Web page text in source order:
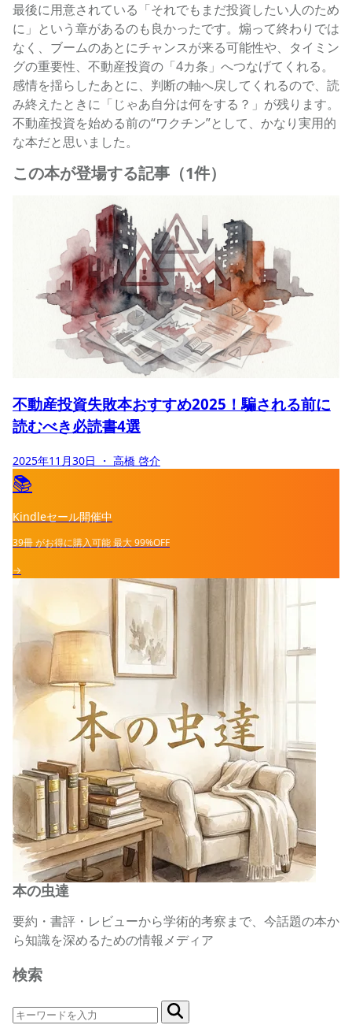
最後に用意されている「それでもまだ投資したい人のため
に」という章があるのも良かったです。煽って終わりでは
なく、ブームのあとにチャンスが来る可能性や、タイミン
グの重要性、不動産投資の「4カ条」へつなげてくれる。
感情を揺らしたあとに、判断の軸へ戻してくれるので、読
み終えたときに「じゃあ自分は何をする？」が残ります。
不動産投資を始める前の“ワクチン”として、かなり実用的
な本だと思いました。
この本が登場する記事（1件）
不動産投資失敗本おすすめ2025！騙される前に
読むべき必読書4選
2025年11月30日 ・ 高橋 啓介
📚
Kindleセール開催中
39冊がお得に購入可能最大99%OFF
→
本の虫達
要約・書評・レビューから学術的考察まで、今話題の本か
ら知識を深めるための情報メディア
検索